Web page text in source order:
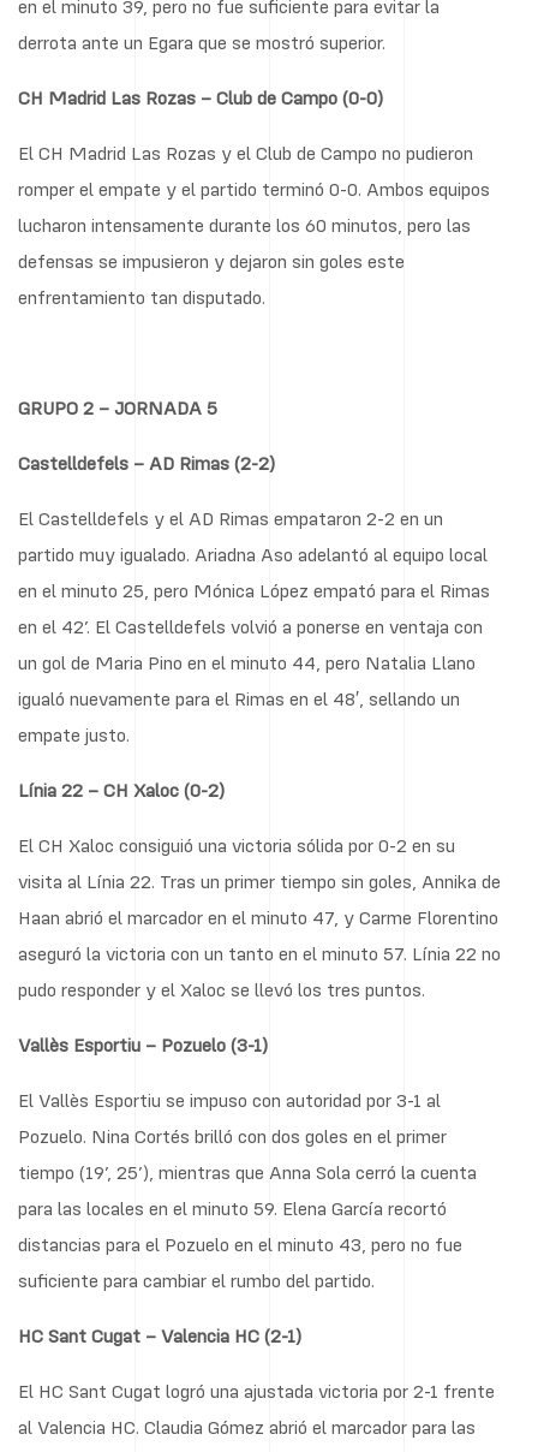
en el minuto 39, pero no fue suficiente para evitar la
derrota ante un Egara que se mostró superior.
CH Madrid Las Rozas – Club de Campo (0-0)
El CH Madrid Las Rozas y el Club de Campo no pudieron
romper el empate y el partido terminó 0-0. Ambos equipos
lucharon intensamente durante los 60 minutos, pero las
defensas se impusieron y dejaron sin goles este
enfrentamiento tan disputado.
GRUPO 2 – JORNADA 5
Castelldefels – AD Rimas (2-2)
El Castelldefels y el AD Rimas empataron 2-2 en un
partido muy igualado. Ariadna Aso adelantó al equipo local
en el minuto 25, pero Mónica López empató para el Rimas
en el 42’. El Castelldefels volvió a ponerse en ventaja con
un gol de Maria Pino en el minuto 44, pero Natalia Llano
igualó nuevamente para el Rimas en el 48′, sellando un
empate justo.
Línia 22 – CH Xaloc (0-2)
El CH Xaloc consiguió una victoria sólida por 0-2 en su
visita al Línia 22. Tras un primer tiempo sin goles, Annika de
Haan abrió el marcador en el minuto 47, y Carme Florentino
aseguró la victoria con un tanto en el minuto 57. Línia 22 no
pudo responder y el Xaloc se llevó los tres puntos.
Vallès Esportiu – Pozuelo (3-1)
El Vallès Esportiu se impuso con autoridad por 3-1 al
Pozuelo. Nina Cortés brilló con dos goles en el primer
tiempo (19’, 25’), mientras que Anna Sola cerró la cuenta
para las locales en el minuto 59. Elena García recortó
distancias para el Pozuelo en el minuto 43, pero no fue
suficiente para cambiar el rumbo del partido.
HC Sant Cugat – Valencia HC (2-1)
El HC Sant Cugat logró una ajustada victoria por 2-1 frente
al Valencia HC. Claudia Gómez abrió el marcador para las